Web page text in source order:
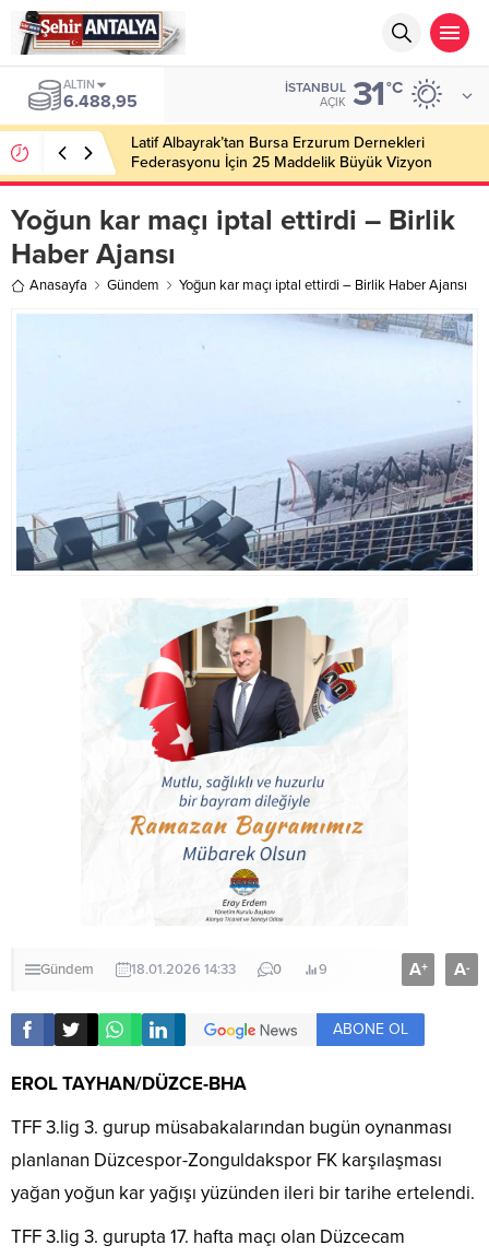
ALTIN
6.488,95
İSTANBUL
AÇIK 31°C
Latif Albayrak’tan Bursa Erzurum Dernekleri
Federasyonu İçin 25 Maddelik Büyük Vizyon
Yoğun kar maçı iptal ettirdi – Birlik
Haber Ajansı
Anasayfa Gündem Yoğun kar maçı iptal ettirdi – Birlik Haber Ajansı
Gündem 18.01.2026 14:33 0 9 A+ A-
ABONE OL
EROL TAYHAN/DÜZCE-BHA
TFF 3.lig 3. gurup müsabakalarından bugün oynanması
planlanan Düzcespor-Zonguldakspor FK karşılaşması
yağan yoğun kar yağışı yüzünden ileri bir tarihe ertelendi.
TFF 3.lig 3. gurupta 17. hafta maçı olan Düzcecam